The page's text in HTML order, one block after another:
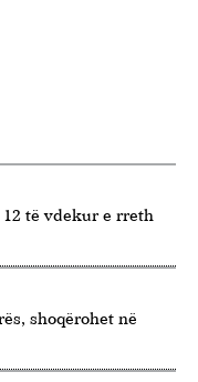
të vdekur e rreth
shoqërohet në